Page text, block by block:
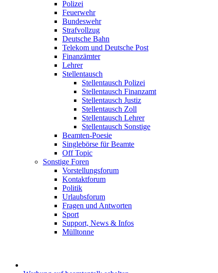
Polizei
Feuerwehr
Bundeswehr
Strafvollzug
Deutsche Bahn
Telekom und Deutsche Post
Finanzämter
Lehrer
Stellentausch
Stellentausch Polizei
Stellentausch Finanzamt
Stellentausch Justiz
Stellentausch Zoll
Stellentausch Lehrer
Stellentausch Sonstige
Beamten-Poesie
Singlebörse für Beamte
Off Topic
Sonstige Foren
Vorstellungsforum
Kontaktforum
Politik
Urlaubsforum
Fragen und Antworten
Sport
Support, News & Infos
Mülltonne